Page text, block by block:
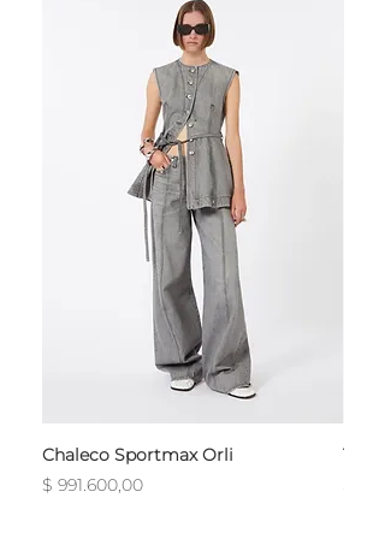
Chaleco Sportmax Orli
Precio
$ 991.600,00
T-